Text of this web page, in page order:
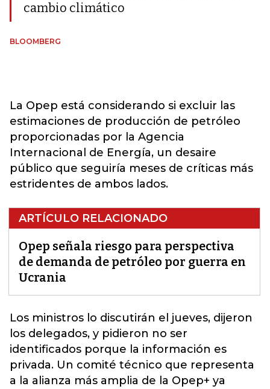
cambio climático
BLOOMBERG
La Opep está considerando si excluir las
estimaciones de producción de petróleo
proporcionadas por la Agencia
Internacional de Energía, un desaire
público que seguiría meses de críticas más
estridentes de ambos lados.
ARTÍCULO RELACIONADO
Opep señala riesgo para perspectiva
de demanda de petróleo por guerra en
Ucrania
Los ministros lo discutirán el jueves, dijeron
los delegados, y pidieron no ser
identificados porque la información es
privada. Un comité técnico que representa
a la alianza más amplia de la Opep+ ya